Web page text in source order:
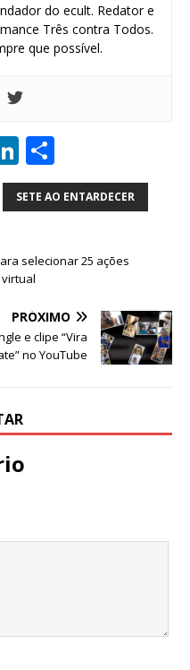
do ecult. Redator e
Três contra Todos.
que possível.
Li
n
k
dI
n
h
ar
SETE AO ENTARDECER
selecionar 25 ações
PRÓXIMO
e clipe “Vira
no YouTube